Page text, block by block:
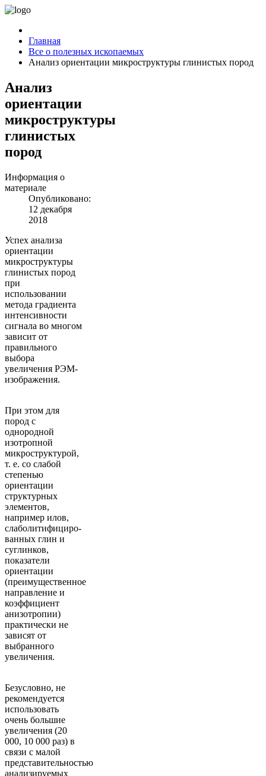
Главная
Все о полезных ископаемых
Анализ ориентации микроструктуры глинистых пород
Анализ
ориентации
микроструктуры
глинистых
пород
Информация о
материале
Опубликовано:
12 декабря
2018
Успех анализа
ориентации
микроструктуры
глинистых пород
при
использовании
метода градиента
интенсивности
сигнала во многом
зависит от
правильного
выбора
увеличения РЭМ-
изображения.
При этом для
пород с
однородной
изотропной
микроструктурой,
т. е. со слабой
степенью
ориентации
структурных
элементов,
например илов,
слаболитифициро-
ванных глин и
суглинков,
показатели
ориентации
(преимущественное
направление и
коэффициент
анизотропии)
практически не
зависят от
выбранного
увеличения.
Безусловно, не
рекомендуется
использовать
очень большие
увеличения (20
000, 10 000 раз) в
связи с малой
представительностью
анализируемых